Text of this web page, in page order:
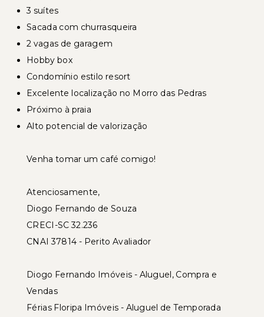
3 suítes
Sacada com churrasqueira
2 vagas de garagem
Hobby box
Condomínio estilo resort
Excelente localização no Morro das Pedras
Próximo à praia
Alto potencial de valorização
Venha tomar um café comigo!
Atenciosamente,
Diogo Fernando de Souza
CRECI-SC 32.236
CNAI 37814 - Perito Avaliador
Diogo Fernando Imóveis - Aluguel, Compra e
Vendas
Férias Floripa Imóveis - Aluguel de Temporada